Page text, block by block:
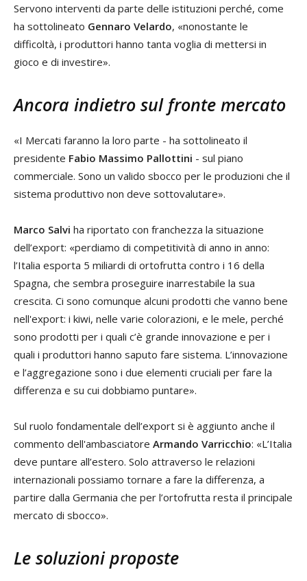
Servono interventi da parte delle istituzioni perché, come
ha sottolineato Gennaro Velardo, «nonostante le
difficoltà, i produttori hanno tanta voglia di mettersi in
gioco e di investire».
Ancora indietro sul fronte mercato
«I Mercati faranno la loro parte - ha sottolineato il
presidente Fabio Massimo Pallottini - sul piano
commerciale. Sono un valido sbocco per le produzioni che il
sistema produttivo non deve sottovalutare».
Marco Salvi ha riportato con franchezza la situazione
dell’export: «perdiamo di competitività di anno in anno:
l’Italia esporta 5 miliardi di ortofrutta contro i 16 della
Spagna, che sembra proseguire inarrestabile la sua
crescita. Ci sono comunque alcuni prodotti che vanno bene
nell'export: i kiwi, nelle varie colorazioni, e le mele, perché
sono prodotti per i quali c’è grande innovazione e per i
quali i produttori hanno saputo fare sistema. L’innovazione
e l’aggregazione sono i due elementi cruciali per fare la
differenza e su cui dobbiamo puntare».
Sul ruolo fondamentale dell’export si è aggiunto anche il
commento dell'ambasciatore Armando Varricchio: «L’Italia
deve puntare all’estero. Solo attraverso le relazioni
internazionali possiamo tornare a fare la differenza, a
partire dalla Germania che per l’ortofrutta resta il principale
mercato di sbocco».
Le soluzioni proposte